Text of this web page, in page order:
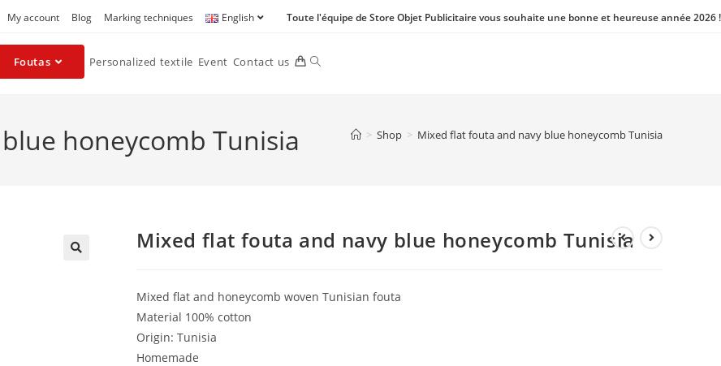
My account Blog Marking techniques English Toute l'équipe de Store Objet Publicitaire vous souhaite une bonne et heureuse année 2026 !
Foutas Personalized textile Event Contact us
honeycomb Tunisia > Shop > Mixed flat fouta and navy blue honeycomb Tunisia
Mixed flat fouta and navy blue honeycomb Tunisia
Mixed flat and honeycomb woven Tunisian fouta
Material 100% cotton
Origin: Tunisia
Homemade